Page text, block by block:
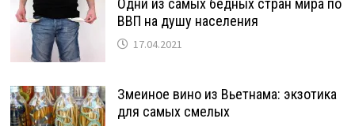
ВВП на душу населения
17.04.2021
Змеиное вино из Вьетнама: экзотика
для самых смелых